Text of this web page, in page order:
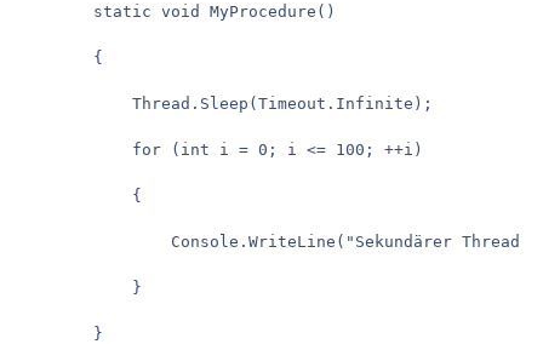
		static void MyProcedure()
		{
			Thread.Sleep(Timeout.Infinite);
			for (int i = 0; i <= 100; ++i)
Console.WriteLine("Sekundärer Thread
			}
		}